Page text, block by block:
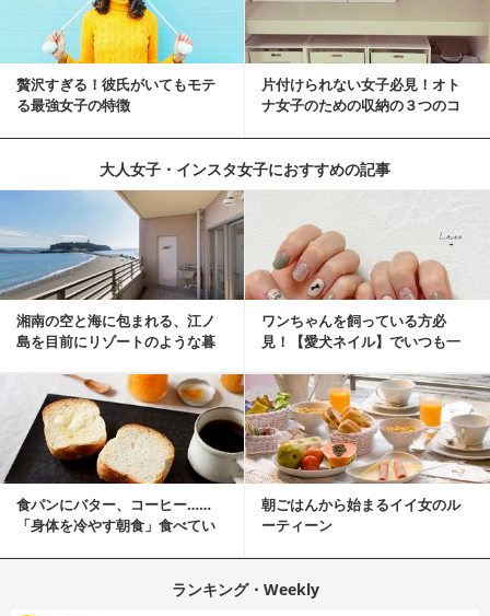
贅沢すぎる！彼氏がいてもモテ
る最強女子の特徴
片付けられない女子必見！オト
ナ女子のための収納の３つのコ
大人女子・インスタ女子におすすめの記事
湘南の空と海に包まれる、江ノ
島を目前にリゾートのような暮
ワンちゃんを飼っている方必
見！【愛犬ネイル】でいつも一
食パンにバター、コーヒー……
「身体を冷やす朝食」食べてい
朝ごはんから始まるイイ女のル
ーティーン
ランキング・Weekly